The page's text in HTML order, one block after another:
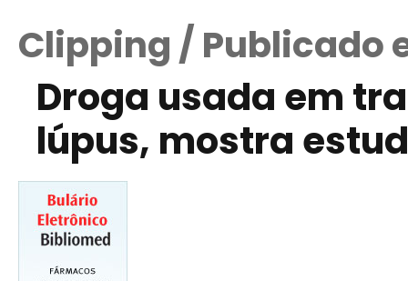
Clipping / Publicado
Droga usada em
lúpus, mostra